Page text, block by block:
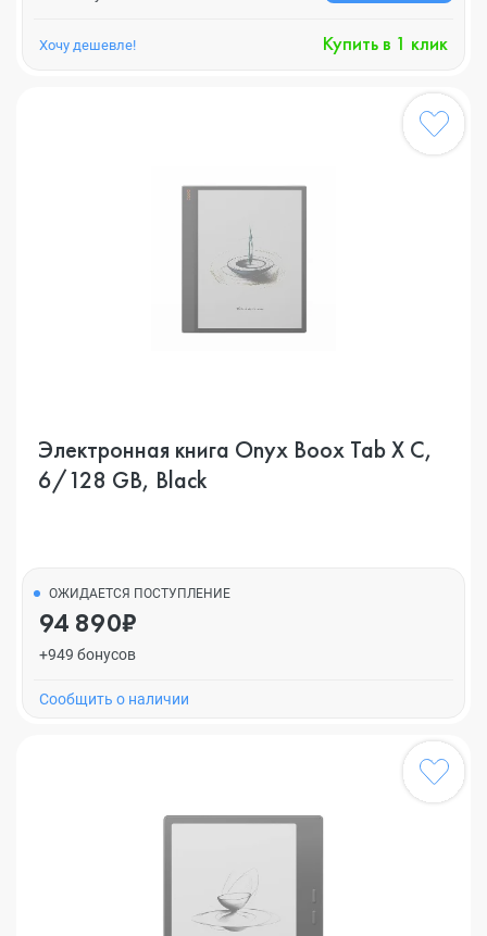
Хочу дешевле! Купить в 1 клик
Электронная книга Onyx Boox Tab X C,
6/128 GB, Black
ОЖИДАЕТСЯ ПОСТУПЛЕНИЕ
94 890₽
+949 бонусов
Cообщить о наличии